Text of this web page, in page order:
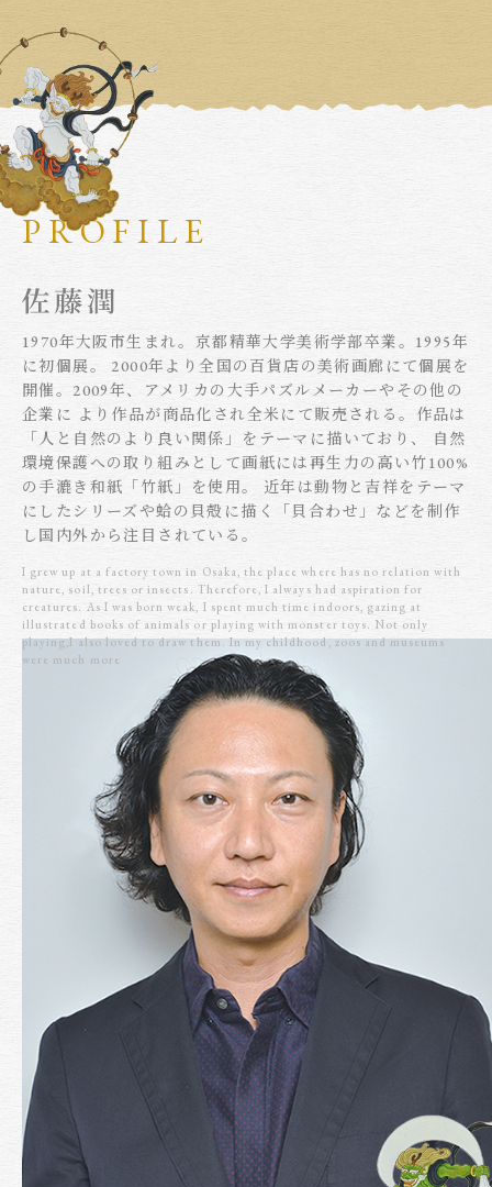
PROFILE
1970年大阪市生まれ。京都精華大学美術学部卒業。1995年
に初個展。 2000年より全国の百貨店の美術画廊にて個展を
開催。2009年、アメリカの大手パズルメーカーやその他の
企業に より作品が商品化され全米にて販売される。作品は
「人と自然のより良い関係」をテーマに描いており、 自然
環境保護への取り組みとして画紙には再生力の高い竹100%
の手漉き和紙「竹紙」を使用。 近年は動物と吉祥をテーマ
にしたシリーズや蛤の貝殻に描く「貝合わせ」などを制作
し国内外から注目されている。
I grew up at a factory town in Osaka, the place where has no relation with
nature, soil, trees or insects. Therefore, I always had aspiration for
creatures. As I was born weak, I spent much time indoors, gazing at
illustrated books of animals or playing with monster toys. Not only
playing,I also loved to draw them. In my childhood, zoos and museums
were much more